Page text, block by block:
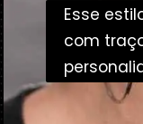
Esse
com
Esse
com